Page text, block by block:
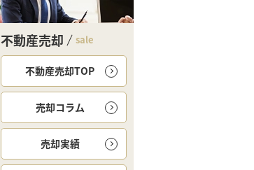
不動産売却 sale
不動産売却TOP
売却コラム
売却実績